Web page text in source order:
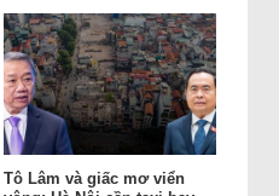
Tô Lâm và giấc mơ viển